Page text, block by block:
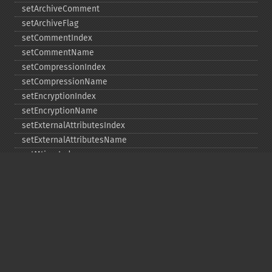
setArchiveComment
setArchiveFlag
setCommentIndex
setCommentName
setCompressionIndex
setCompressionName
setEncryptionIndex
setEncryptionName
setExternalAttributesIndex
setExternalAttributesName
setMtimeIndex